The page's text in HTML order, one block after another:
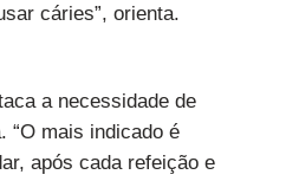
cáries”, orienta.
a necessidade de
“O mais indicado é
após cada refeição e